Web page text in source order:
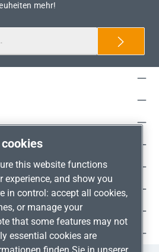
mehr!
this website functions
experience, and show you
in control: accept all cookies,
or manage your
that some features may not
essential cookies are